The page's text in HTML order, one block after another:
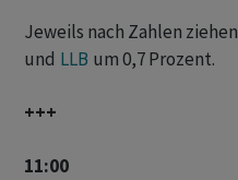
Jeweils nach Zahlen ziehen
und LLB um 0,7 Prozent.
+++
11:00